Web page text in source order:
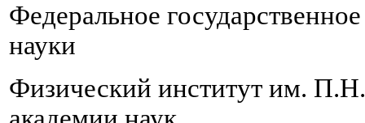
Федеральное
науки
Физический институт им.